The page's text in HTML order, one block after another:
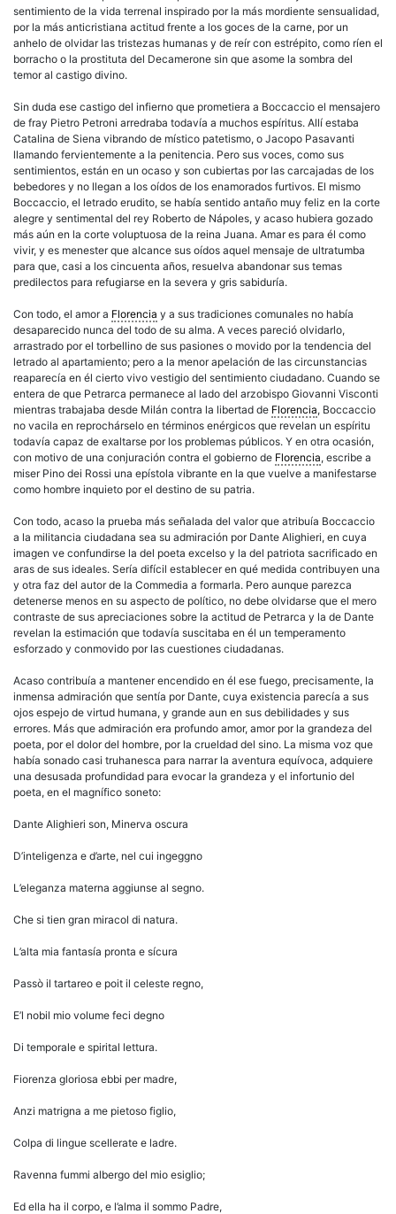
sentimiento de la vida terrenal inspirado por la más mordiente sensualidad,
por la más anticristiana actitud frente a los goces de la carne, por un
anhelo de olvidar las tristezas humanas y de reír con estrépito, como ríen el
borracho o la prostituta del Decamerone sin que asome la sombra del
temor al castigo divino.
Sin duda ese castigo del infierno que prometiera a Boccaccio el mensajero
de fray Pietro Petroni arredraba todavía a muchos espíritus. Allí estaba
Catalina de Siena vibrando de místico patetismo, o Jacopo Pasavanti
llamando fervientemente a la penitencia. Pero sus voces, como sus
sentimientos, están en un ocaso y son cubiertas por las carcajadas de los
bebedores y no llegan a los oídos de los enamorados furtivos. El mismo
Boccaccio, el letrado erudito, se había sentido antaño muy feliz en la corte
alegre y sentimental del rey Roberto de Nápoles, y acaso hubiera gozado
más aún en la corte voluptuosa de la reina Juana. Amar es para él como
vivir, y es menester que alcance sus oídos aquel mensaje de ultratumba
para que, casi a los cincuenta años, resuelva abandonar sus temas
predilectos para refugiarse en la severa y gris sabiduría.
Con todo, el amor a Florencia y a sus tradiciones comunales no había
desaparecido nunca del todo de su alma. A veces pareció olvidarlo,
arrastrado por el torbellino de sus pasiones o movido por la tendencia del
letrado al apartamiento; pero a la menor apelación de las circunstancias
reaparecía en él cierto vivo vestigio del sentimiento ciudadano. Cuando se
entera de que Petrarca permanece al lado del arzobispo Giovanni Visconti
mientras trabajaba desde Milán contra la libertad de Florencia, Boccaccio
no vacila en reprochárselo en términos enérgicos que revelan un espíritu
todavía capaz de exaltarse por los problemas públicos. Y en otra ocasión,
con motivo de una conjuración contra el gobierno de Florencia, escribe a
miser Pino dei Rossi una epístola vibrante en la que vuelve a manifestarse
como hombre inquieto por el destino de su patria.
Con todo, acaso la prueba más señalada del valor que atribuía Boccaccio
a la militancia ciudadana sea su admiración por Dante Alighieri, en cuya
imagen ve confundirse la del poeta excelso y la del patriota sacrificado en
aras de sus ideales. Sería difícil establecer en qué medida contribuyen una
y otra faz del autor de la Commedia a formarla. Pero aunque parezca
detenerse menos en su aspecto de político, no debe olvidarse que el mero
contraste de sus apreciaciones sobre la actitud de Petrarca y la de Dante
revelan la estimación que todavía suscitaba en él un temperamento
esforzado y conmovido por las cuestiones ciudadanas.
Acaso contribuía a mantener encendido en él ese fuego, precisamente, la
inmensa admiración que sentía por Dante, cuya existencia parecía a sus
ojos espejo de virtud humana, y grande aun en sus debilidades y sus
errores. Más que admiración era profundo amor, amor por la grandeza del
poeta, por el dolor del hombre, por la crueldad del sino. La misma voz que
había sonado casi truhanesca para narrar la aventura equívoca, adquiere
una desusada profundidad para evocar la grandeza y el infortunio del
poeta, en el magnífico soneto:
Dante Alighieri son, Minerva oscura
D’inteligenza e d’arte, nel cui ingeggno
L’eleganza materna aggiunse al segno.
Che si tien gran miracol di natura.
L’alta mia fantasía pronta e sícura
Passò il tartareo e poit il celeste regno,
E’l nobil mio volume feci degno
Di temporale e spirital lettura.
Fiorenza gloriosa ebbi per madre,
Anzi matrigna a me pietoso figlio,
Colpa di lingue scellerate e ladre.
Ravenna fummi albergo del mio esiglio;
Ed ella ha il corpo, e l’alma il sommo Padre,